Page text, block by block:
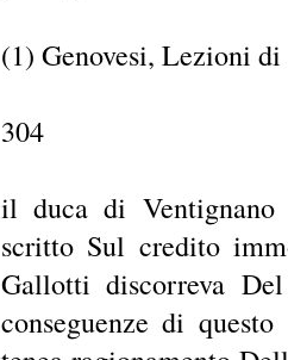
(1) Genovesi, Lezioni
304
il duca di Ventignano
scritto Sul credito
Gallotti discorreva
conseguenze di